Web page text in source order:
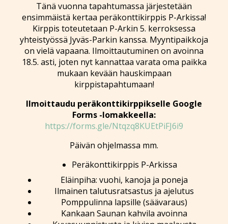
Tänä vuonna tapahtumassa järjestetään
ensimmäistä kertaa peräkonttikirppis P-Arkissa!
Kirppis toteutetaan P-Arkin 5. kerroksessa
yhteistyössä Jyväs-Parkin kanssa. Myyntipaikkoja
on vielä vapaana. Ilmoittautuminen on avoinna
18.5. asti, joten nyt kannattaa varata oma paikka
mukaan kevään hauskimpaan
kirppistapahtumaan!
Ilmoittaudu peräkonttikirppikselle Google
Forms -lomakkeella:
https://forms.gle/Ntqzq8KUEtPiFJ6i9
Päivän ohjelmassa mm.
Peräkonttikirppis P-Arkissa
Eläinpiha: vuohi, kanoja ja poneja
Ilmainen talutusratsastus ja ajelutus
Pomppulinna lapsille (säävaraus)
Kankaan Saunan kahvila avoinna